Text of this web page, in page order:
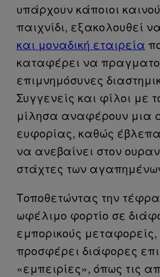
υπάρχουν κάποιοι
παιχνίδι, εξακολουθεί
και μοναδική εταιρεία
καταφέρει να
επιμνημόσυνες
Συγγενείς και φίλοι με
μίλησα αναφέρουν μια
ευφορίας, καθώς
να ανεβαίνει στον
στάχτες των
Τοποθετώντας την
ωφέλιμο φορτίο σε
εμπορικούς μεταφορείς,
προσφέρει διάφορες
«εμπειρίες», όπως τις